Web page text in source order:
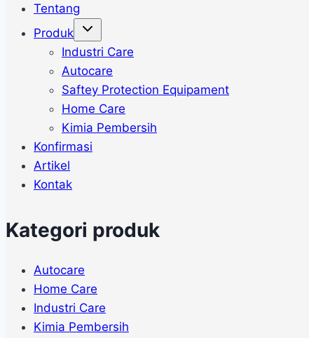
Tentang
Produk
Toggle
menu
Industri Care
Autocare
Saftey Protection Equipament
Home Care
Kimia Pembersih
Konfirmasi
Artikel
Kontak
Kategori produk
Autocare
Home Care
Industri Care
Kimia Pembersih